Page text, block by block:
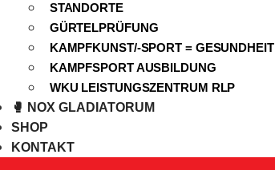
STANDORTE
GÜRTELPRÜFUNG
KAMPFKUNST/-SPORT = GESUNDHEIT
KAMPFSPORT AUSBILDUNG
WKU LEISTUNGSZENTRUM RLP
🥊 NOX GLADIATORUM
SHOP
KONTAKT